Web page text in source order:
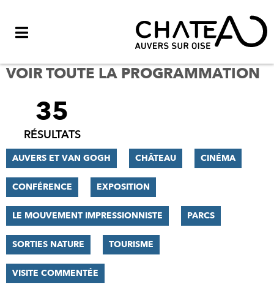
VOIR TOUTE LA PROGRAMMATION
FILTRER
RÉSULTATS
35
RÉSULTATS
AUVERS ET VAN GOGH CHÂTEAU CINÉMA
CONFÉRENCE EXPOSITION
LE MOUVEMENT IMPRESSIONNISTE PARCS
SORTIES NATURE TOURISME
VISITE COMMENTÉE